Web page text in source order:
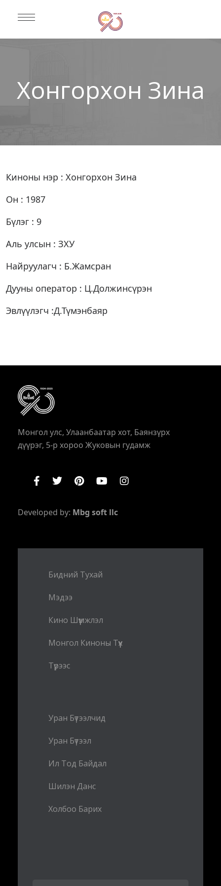
Хонгорхон Зина
Киноны нэр : Хонгорхон Зина
Он : 1987
Бүлэг : 9
Аль улсын : ЗХУ
Найруулагч : Б.Жамсран
Дууны оператор : Ц.Должинсүрэн
Эвлүүлэгч :Д.Түмэнбаяр
Монгол улс, Улаанбаатар хот, Баянзүрх
дүүрэг, 5-р хороо Жуковын гудамж
Developed by: Mbg soft llc
Бидний Тухай
Мэдээ
Кино Шүүмжлэл
Монгол Киноны Түүх
Түрээс
Уран Бүтээлчид
Уран Бүтээл
Ил Тод Байдал
Шилэн Данс
Холбоо Барих